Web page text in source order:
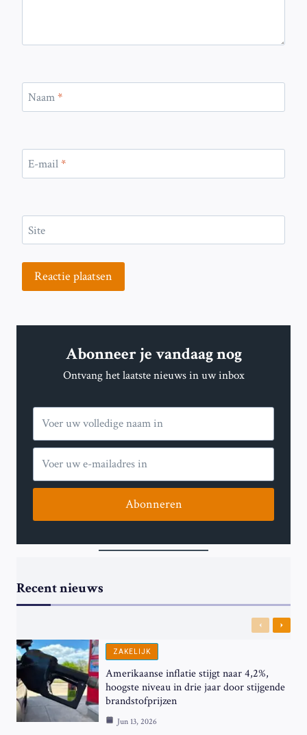
Naam*
E-mail*
Site
Abonneer je vandaag nog
Ontvang het laatste nieuws in uw inbox
Abonneren
Recent nieuws
Previous
Next
ZAKELIJK
Amerikaanse inflatie stijgt naar 4,2%,
hoogste niveau in drie jaar door stijgende
brandstofprijzen
Jun 13, 2026